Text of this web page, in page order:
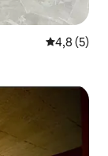
4,8 de
4,8 (5)